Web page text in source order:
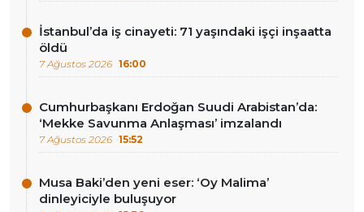
İstanbul’da iş cinayeti: 71 yaşındaki işçi inşaatta
öldü
7 Ağustos 2026 16:00
Cumhurbaşkanı Erdoğan Suudi Arabistan’da:
‘Mekke Savunma Anlaşması’ imzalandı
7 Ağustos 2026 15:52
Musa Baki’den yeni eser: ‘Oy Malima’
dinleyiciyle buluşuyor